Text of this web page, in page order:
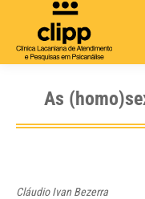
As
Cláudio Ivan Bezerra